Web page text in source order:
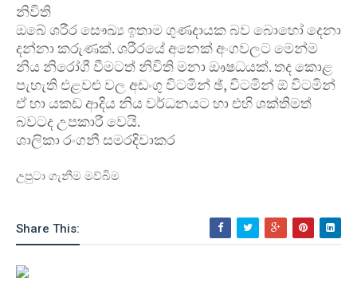
නිවිති
ඔබේ ශරීර සෞඛ්‍ය ඉතාම ගුණදායක බව බොහෝ දෙනා
දන්නා කරුණක්. ශරීරයේ අනෙක් අංගවලට මෙන්ම
නිය නිරෝගී වීමටත් නිවිති මනා ඖෂධයක්. තද කොළ
පැහැති එළවළු වල අඩංගු විටමින් ඡ්, විටමින් ඕ විටමින්
ඒ හා යකඩ ආදිය නිය වර්ධනයට හා එහි ශක්තිමත්
බවටද උපකාරී වෙයි.
ශාලිකා රංගනී සමරදිවාකර
උපුටා ගැනීම මව්බිම
Share This: